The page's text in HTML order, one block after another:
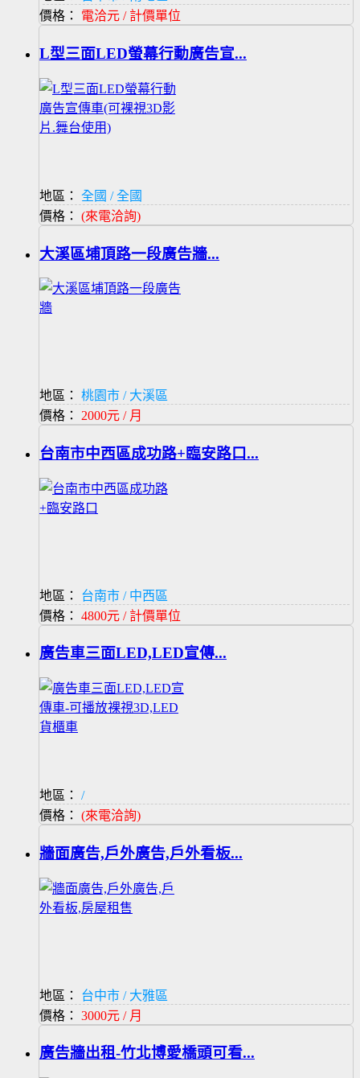
價格： 電洽元 / 計價單位
L型三面LED螢幕行動廣告宣...
地區：
全國 / 全國
價格： (來電洽詢)
大溪區埔頂路一段廣告牆...
地區：
桃園市 / 大溪區
價格： 2000元 / 月
台南市中西區成功路+臨安路口...
地區：
台南市 / 中西區
價格： 4800元 / 計價單位
廣告車三面LED,LED宣傳...
地區：
/
價格： (來電洽詢)
牆面廣告,戶外廣告,戶外看板...
地區：
台中市 / 大雅區
價格： 3000元 / 月
廣告牆出租-竹北博愛橋頭可看...